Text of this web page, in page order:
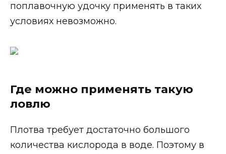
поплавочную удочку применять в таких
условиях невозможно.
Где можно применять такую
ловлю
Плотва требует достаточно большого
количества кислорода в воде. Поэтому в